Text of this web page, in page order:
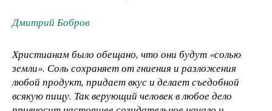
Дмитрий Бобров
Христианам было обещано, что они будут «солью
земли». Соль сохраняет от гниения и разложения
любой продукт, придает вкус и делает съедобной
всякую пищу. Так верующий человек в любое дело